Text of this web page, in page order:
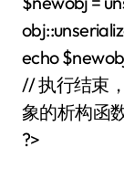
echo
// 执行结束
象的析构函
?>